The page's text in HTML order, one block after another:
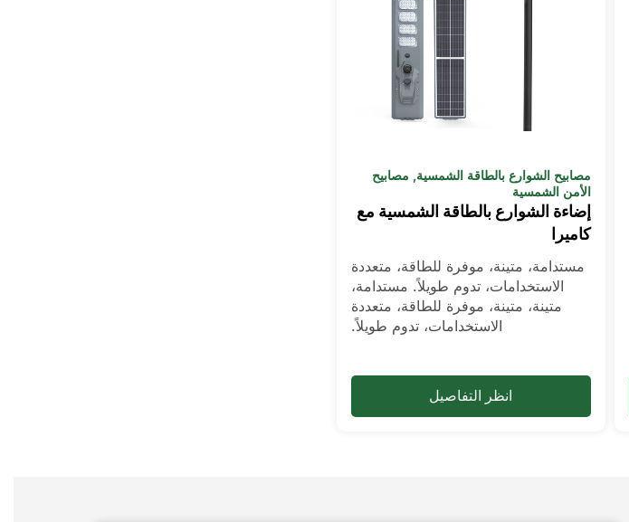
مصابيح الشوارع بالطاقة الشمسية, مصابيح
الأمن الشمسية
إضاءة الشوارع بالطاقة الشمسية مع
كاميرا
مستدامة، متينة، موفرة للطاقة، متعددة
الاستخدامات، تدوم طويلاً. مستدامة،
متينة، متينة، موفرة للطاقة، متعددة
الاستخدامات، تدوم طويلاً.
انظر التفاصيل